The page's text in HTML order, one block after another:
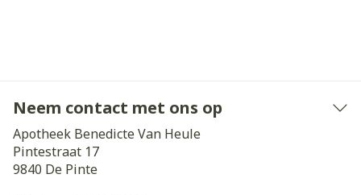
Neem contact met ons op
Apotheek Benedicte Van Heule
Pintestraat 17
9840 De Pinte